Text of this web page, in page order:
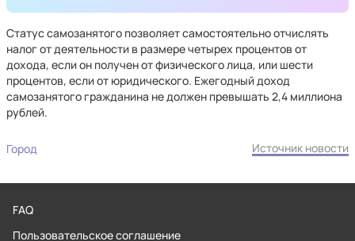
Статус самозанятого позволяет самостоятельно отчислять
налог от деятельности в размере четырех процентов от
дохода, если он получен от физического лица, или шести
процентов, если от юридического. Ежегодный доход
самозанятого гражданина не должен превышать 2,4 миллиона
рублей.
Город Источник новости
FAQ
Пользовательское соглашение